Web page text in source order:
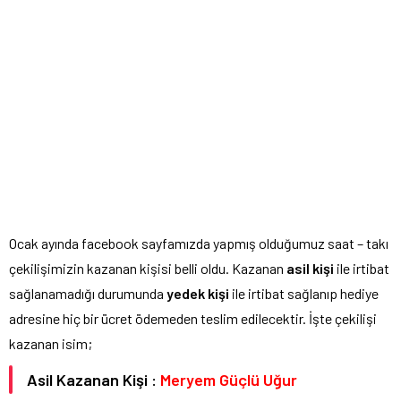
Ocak ayında facebook sayfamızda yapmış olduğumuz saat – takı
çekilişimizin kazanan kişisi belli oldu. Kazanan asil kişi ile irtibat
sağlanamadığı durumunda yedek kişi ile irtibat sağlanıp hediye
adresine hiç bir ücret ödemeden teslim edilecektir. İşte çekilişi
kazanan isim;
Asil Kazanan Kişi : Meryem Güçlü Uğur